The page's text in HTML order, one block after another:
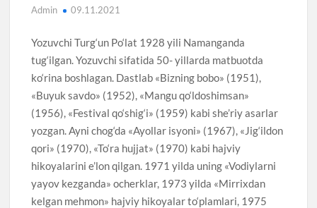
Admin 09.11.2021
Yozuvchi Turg‘un Po‘lat 1928 yili Namanganda
tug‘ilgan. Yozuvchi sifatida 50- yillarda matbuotda
ko‘rina boshlagan. Dastlab «Bizning bobo» (1951),
«Buyuk savdo» (1952), «Mangu qo‘ldoshimsan»
(1956), «Festival qo‘shig‘i» (1959) kabi she’riy asarlar
yozgan. Ayni chog‘da «Ayollar isyoni» (1967), «Jig‘ildon
qori» (1970), «To‘ra hujjat» (1970) kabi hajviy
hikoyalarini e’lon qilgan. 1971 yilda uning «Vodiylarni
yayov kezganda» ocherklar, 1973 yilda «Mirrixdan
kelgan mehmon» hajviy hikoyalar to‘plamlari, 1975